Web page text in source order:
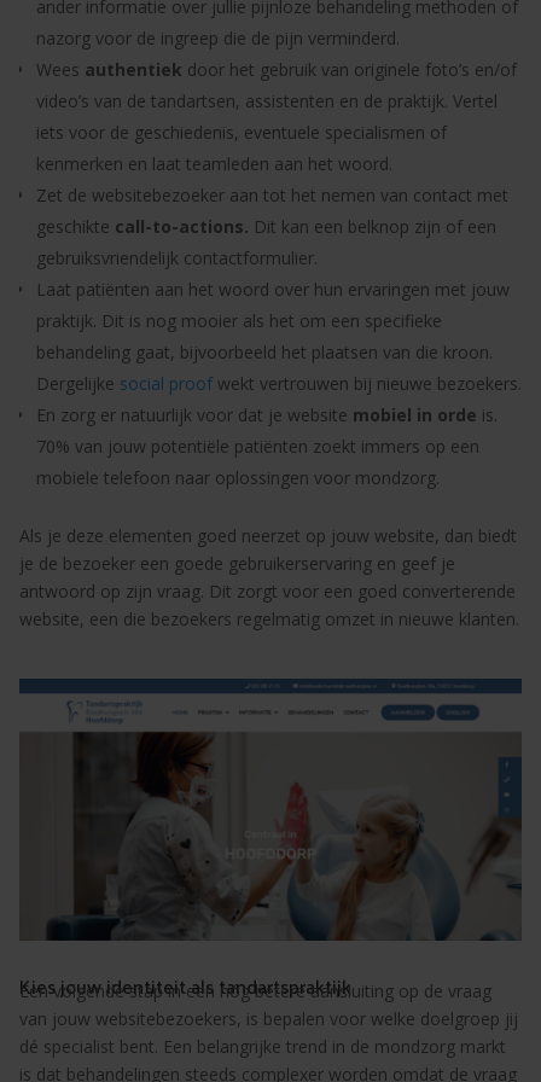
ander informatie over jullie pijnloze behandeling methoden of
nazorg voor de ingreep die de pijn verminderd.
Wees authentiek door het gebruik van originele foto’s en/of
video’s van de tandartsen, assistenten en de praktijk. Vertel
iets voor de geschiedenis, eventuele specialismen of
kenmerken en laat teamleden aan het woord.
Zet de websitebezoeker aan tot het nemen van contact met
geschikte call-to-actions. Dit kan een belknop zijn of een
gebruiksvriendelijk contactformulier.
Laat patiënten aan het woord over hun ervaringen met jouw
praktijk. Dit is nog mooier als het om een specifieke
behandeling gaat, bijvoorbeeld het plaatsen van die kroon.
Dergelijke social proofwekt vertrouwen bij nieuwe bezoekers.
En zorg er natuurlijk voor dat je website mobiel in orde is.
70% van jouw potentiële patiënten zoekt immers op een
mobiele telefoon naar oplossingen voor mondzorg.
Als je deze elementen goed neerzet op jouw website, dan biedt
je de bezoeker een goede gebruikerservaring en geef je
antwoord op zijn vraag. Dit zorgt voor een goed converterende
website, een die bezoekers regelmatig omzet in nieuwe klanten.
Kies jouw identiteit als tandartspraktijk
Een volgende stap in een nóg betere aansluiting op de vraag
van jouw websitebezoekers, is bepalen voor welke doelgroep jij
dé specialist bent. Een belangrijke trend in de mondzorg markt
is dat behandelingen steeds complexer worden omdat de vraag